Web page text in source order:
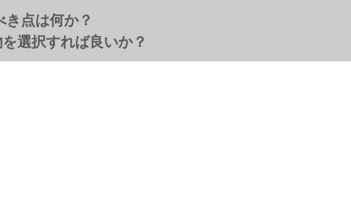
点は何か？
選択すれば良いか？